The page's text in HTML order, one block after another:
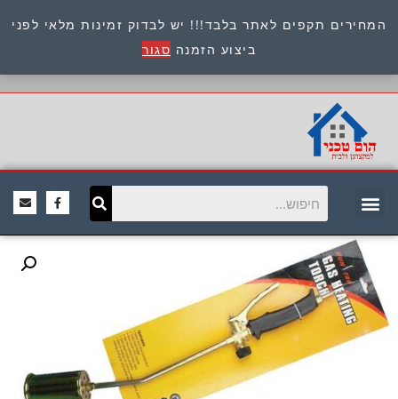
המחירים תקפים לאתר בלבד!!! יש לבדוק זמינות מלאי לפני
ביצוע הזמנה סגור
כתובת : היוזמים 9 אור יהודה שירות לקוחות 054-
8945722